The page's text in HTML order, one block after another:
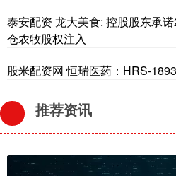
泰安配资 龙大美食: 控股股东承
仓农牧股权注入
股米配资网 恒瑞医药：HRS-
推荐资讯